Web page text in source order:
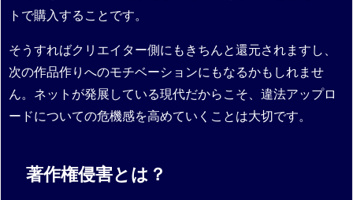
トで購入することです。
そうすればクリエイター側にもきちんと還元されますし、
次の作品作りへのモチベーションにもなるかもしれませ
ん。ネットが発展している現代だからこそ、違法アップロ
ードについての危機感を高めていくことは大切です。
著作権侵害とは？